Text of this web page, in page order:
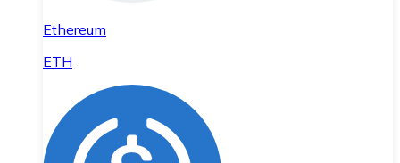
Ethereum
ETH